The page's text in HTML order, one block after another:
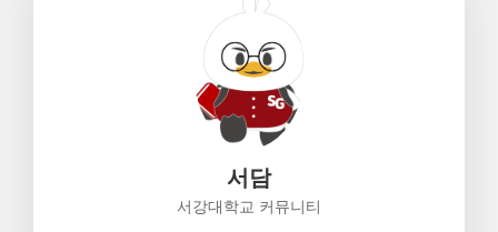
서담
서강대학교 커뮤니티